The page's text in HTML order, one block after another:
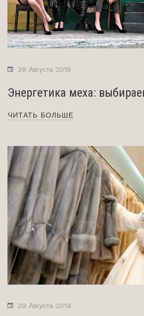
29 Августа 2019
Энергетика меха:
ЧИТАТЬ БОЛЬШЕ
29 Августа 2019